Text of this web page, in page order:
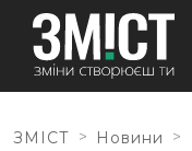
ЗМІСТ > Новини >